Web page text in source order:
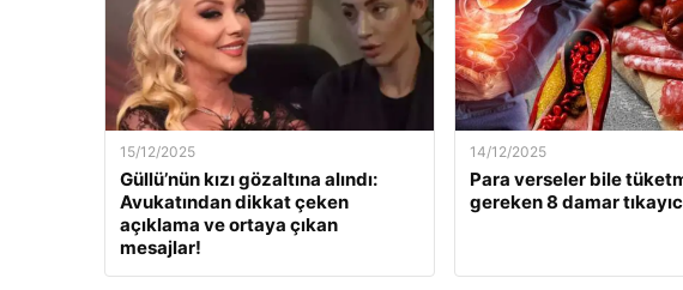
15/12/2025
Güllü’nün kızı gözaltına alındı:
Avukatından dikkat çeken
açıklama ve ortaya çıkan
mesajlar!
14/12/2025
Para verseler bile
gereken 8 damar